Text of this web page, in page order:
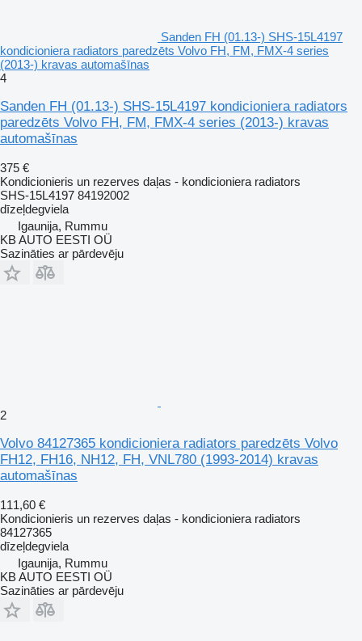
Sanden FH (01.13-) SHS-15L4197
kondicioniera radiators paredzēts Volvo FH, FM, FMX-4 series
(2013-) kravas automašīnas
4
Sanden FH (01.13-) SHS-15L4197 kondicioniera radiators
paredzēts Volvo FH, FM, FMX-4 series (2013-) kravas
automašīnas
375 €
Kondicionieris un rezerves daļas - kondicioniera radiators
SHS-15L4197 84192002
dīzeļdegviela
Igaunija, Rummu
KB AUTO EESTI OÜ
Sazināties ar pārdevēju
2
Volvo 84127365 kondicioniera radiators paredzēts Volvo
FH12, FH16, NH12, FH, VNL780 (1993-2014) kravas
automašīnas
111,60 €
Kondicionieris un rezerves daļas - kondicioniera radiators
84127365
dīzeļdegviela
Igaunija, Rummu
KB AUTO EESTI OÜ
Sazināties ar pārdevēju